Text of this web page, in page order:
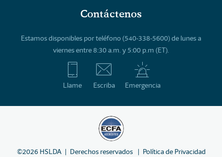
Contáctenos
Estamos disponibles por teléfono (540-338-5600) de lunes a
viernes entre 8:30 a.m. y 5:00 p.m (ET).
Llame Escriba Emergencia
©2026 HSLDA Derechos reservados Política de Privacidad